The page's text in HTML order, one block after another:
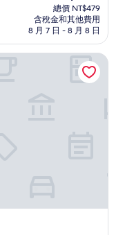
在
價
格
為
NT$388
總價 NT$479
含稅金和其他費用
8 月 7 日 - 8 月 8 日